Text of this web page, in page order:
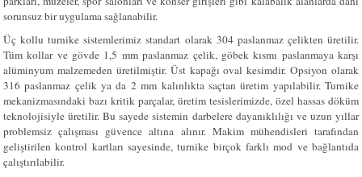
sorunsuz bir uygulama sağlanabilir.
Üç kollu turnike sistemlerimiz standart olarak 304 paslanmaz çelikten üretilir.
Tüm kollar ve gövde 1,5 mm paslanmaz çelik, göbek kısmı paslanmaya karşı
alüminyum malzemeden üretilmiştir. Üst kapağı oval kesimdir. Opsiyon olarak
316 paslanmaz çelik ya da 2 mm kalınlıkta saçtan üretim yapılabilir. Turnike
mekanizmasındaki bazı kritik parçalar, üretim tesislerimizde, özel hassas döküm
teknolojisiyle üretilir. Bu sayede sistemin darbelere dayanıklılığı ve uzun yıllar
problemsiz çalışması güvence altına alınır. Makim mühendisleri tarafından
geliştirilen kontrol kartları sayesinde, turnike birçok farklı mod ve bağlantıda
çalıştırılabilir.